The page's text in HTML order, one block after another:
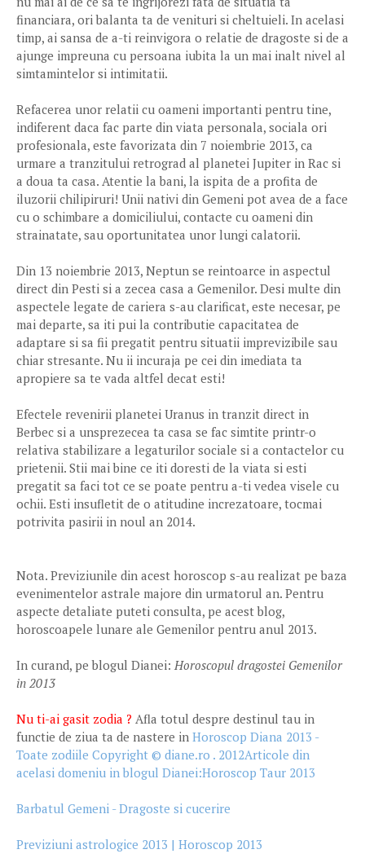
financiara, ori balanta ta de venituri si cheltuieli. In acelasi
timp, ai sansa de a-ti reinvigora o relatie de dragoste si de a
ajunge impreuna cu persoana iubita la un mai inalt nivel al
simtamintelor si intimitatii.
Refacerea unor relatii cu oameni importanti pentru tine,
indiferent daca fac parte din viata personala, sociala ori
profesionala, este favorizata din 7 noiembrie 2013, ca
urmare a tranzitului retrograd al planetei Jupiter in Rac si
a doua ta casa. Atentie la bani, la ispita de a profita de
iluzorii chilipiruri! Unii nativi din Gemeni pot avea de a face
cu o schimbare a domiciliului, contacte cu oameni din
strainatate, sau oportunitatea unor lungi calatorii.
Din 13 noiembrie 2013, Neptun se reintoarce in aspectul
direct din Pesti si a zecea casa a Gemenilor. Desi multe din
aspectele legate de cariera s-au clarificat, este necesar, pe
mai departe, sa iti pui la contributie capacitatea de
adaptare si sa fii pregatit pentru situatii imprevizibile sau
chiar stresante. Nu ii incuraja pe cei din imediata ta
apropiere sa te vada altfel decat esti!
Efectele revenirii planetei Uranus in tranzit direct in
Berbec si a unsprezecea ta casa se fac simtite printr-o
relativa stabilizare a legaturilor sociale si a contactelor cu
prietenii. Stii mai bine ce iti doresti de la viata si esti
pregatit sa faci tot ce se poate pentru a-ti vedea visele cu
ochii. Esti insufletit de o atitudine increzatoare, tocmai
potrivita pasirii in noul an 2014.
Nota. Previziunile din acest horoscop s-au realizat pe baza
evenimentelor astrale majore din urmatorul an. Pentru
aspecte detaliate puteti consulta, pe acest blog,
horoscoapele lunare ale Gemenilor pentru anul 2013.
In curand, pe blogul Dianei: Horoscopul dragostei Gemenilor
in 2013
Nu ti-ai gasit zodia ? Afla totul despre destinul tau in
functie de ziua ta de nastere in Horoscop Diana 2013 -
Toate zodiile Copyright © diane.ro . 2012Articole din
acelasi domeniu in blogul Dianei:Horoscop Taur 2013
Barbatul Gemeni - Dragoste si cucerire
Previziuni astrologice 2013 | Horoscop 2013